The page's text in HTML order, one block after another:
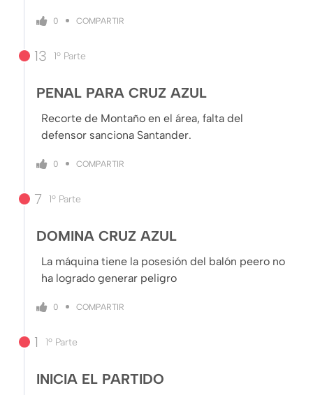
0 COMPARTIR
13 1º Parte
PENAL PARA CRUZ AZUL
Recorte de Montaño en el área, falta del
defensor sanciona Santander.
0 COMPARTIR
7 1º Parte
DOMINA CRUZ AZUL
La máquina tiene la posesión del balón peero no
ha logrado generar peligro
0 COMPARTIR
1 1º Parte
INICIA EL PARTIDO